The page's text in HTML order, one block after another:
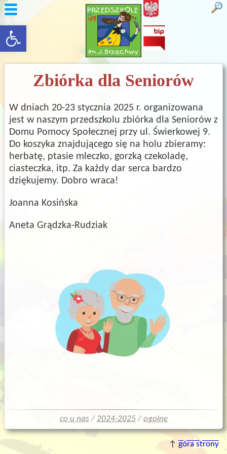
rozwiń/zwiń panel
Zbiórka dla Seniorów
W dniach 20-23 stycznia 2025 r. organizowana
jest w naszym przedszkolu zbiórka dla Seniorów z
Domu Pomocy Społecznej przy ul. Świerkowej 9.
Do koszyka znajdującego się na holu zbieramy:
herbatę, ptasie mleczko, gorzką czekoladę,
ciasteczka, itp. Za każdy dar serca bardzo
dziękujemy. Dobro wraca!
Joanna Kosińska
Aneta Grądzka-Rudziak
co u nas / 2024-2025 / ogolne
↑ góra strony